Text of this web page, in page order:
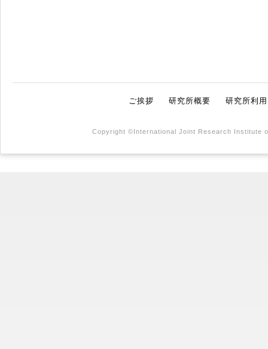
ご挨拶 研究所概要 研究所利
Copyright ©International Joint Research Institute